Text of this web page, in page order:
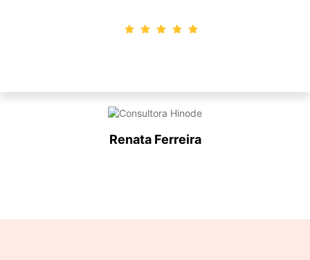
Renata Ferreira